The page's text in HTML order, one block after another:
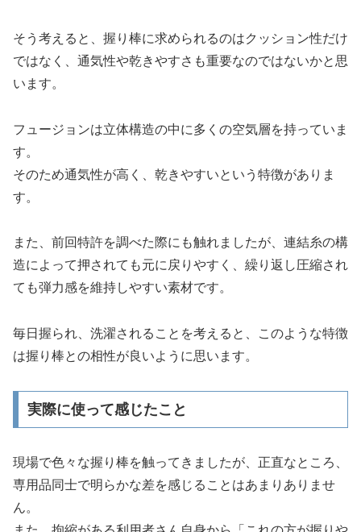
そう考えると、握り棒に求められるのはクッション性だけ
ではなく、通気性や乾きやすさも重要なのではないかと思
います。
フュージョンは立体構造の中に多くの空気層を持っていま
す。
そのため通気性が高く、乾きやすいという特徴がありま
す。
また、前回特許を調べた際にも触れましたが、連結糸の構
造によって押されても元に戻りやすく、繰り返し圧縮され
ても弾力感を維持しやすい素材です。
毎日握られ、洗濯されることを考えると、このような特徴
は握り棒との相性が良いように思います。
実際に使って感じたこと
現場で色々な握り棒を触ってきましたが、正直なところ、
専用品同士で明らかな差を感じることはあまりありませ
ん。